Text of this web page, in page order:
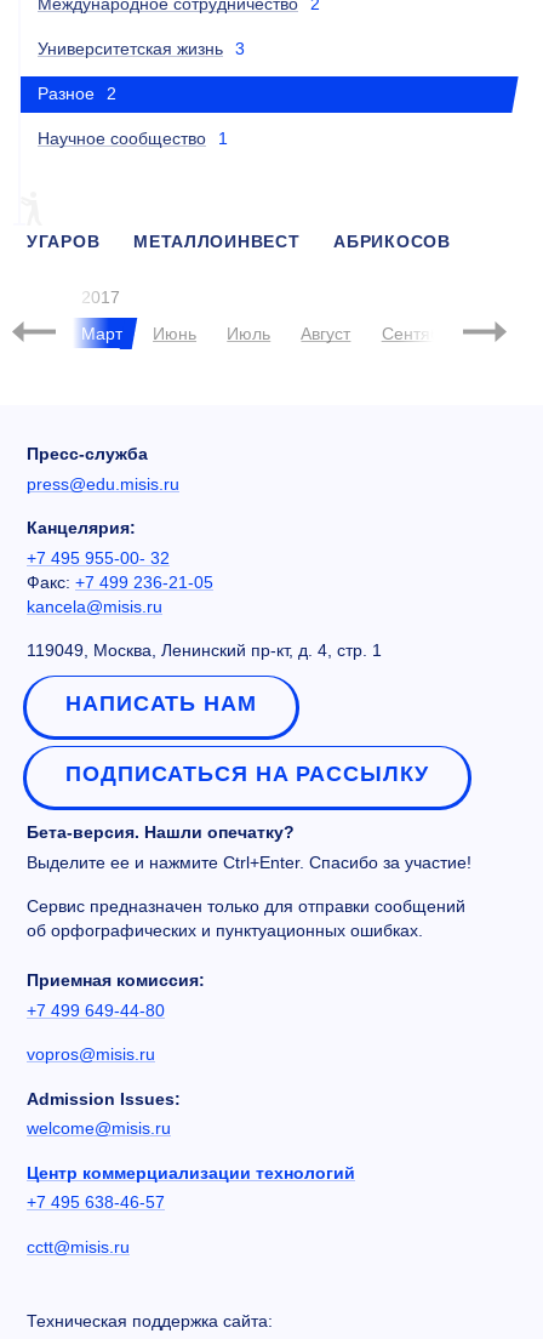
Международное сотрудничество 2
Университетская жизнь 3
Разное 2
Научное сообщество 1
УГАРОВ МЕТАЛЛОИНВЕСТ АБРИКОСОВ
ЧЕРНИКОВА
2017
Март
Июнь Июль Август Сентябрь
Пресс-служба
press@edu.misis.ru
Канцелярия:
+7 495 955-00- 32
Факс: +7 499 236-21-05
kancela@misis.ru
119049, Москва, Ленинский пр-кт, д. 4, стр. 1
НАПИСАТЬ НАМ
ПОДПИСАТЬСЯ НА РАССЫЛКУ
Бета-версия. Нашли опечатку?
Выделите ее и нажмите Ctrl+Enter. Спасибо за участие!
Сервис предназначен только для отправки сообщений
об орфографических и пунктуационных ошибках.
Приемная комиссия:
+7 499 649-44-80
vopros@misis.ru
Admission Issues:
welcome@misis.ru
Центр коммерциализации технологий
+7 495 638-46-57
cctt@misis.ru
Техническая поддержка сайта: